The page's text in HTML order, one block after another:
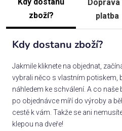
zboží?
Doprava
platba
Kdy dostanu zboží?
Jakmile kliknete na objednat,
vybrali něco s vlastním potiskem,
náhledem ke schválení. A co naše
po objednávce míří do výroby a
cestě k vám. Takže se ani
klepou na dveře!